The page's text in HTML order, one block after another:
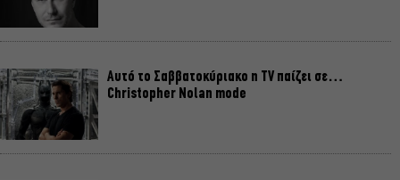
Αυτό το Σαββατοκύριακο η TV παίζει σε…
Christopher Nolan mode